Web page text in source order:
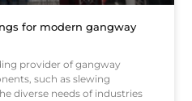
for modern gangway
provider of gangway
such as slewing
diverse needs of industries